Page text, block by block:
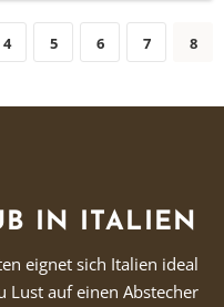
4 5 6 7 8
IN ITALIEN
eignet sich Italien ideal
Lust auf einen Abstecher